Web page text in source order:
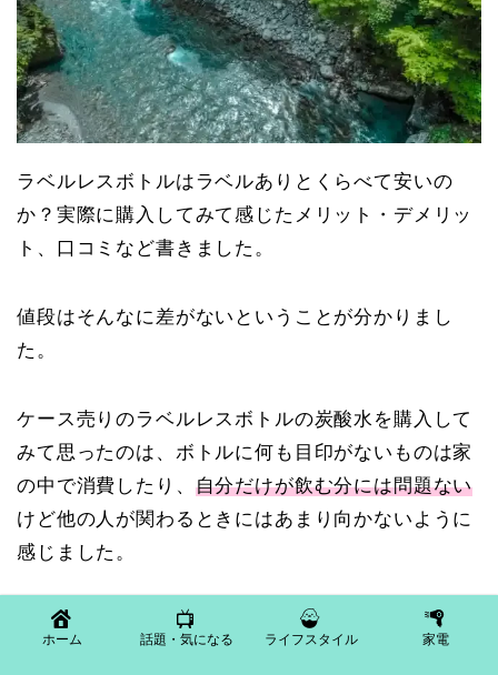
ラベルレスボトルはラベルありとくらべて安いの
か？実際に購入してみて感じたメリット・デメリッ
ト、口コミなど書きました。
値段はそんなに差がないということが分かりまし
た。
ケース売りのラベルレスボトルの炭酸水を購入して
みて思ったのは、ボトルに何も目印がないものは家
の中で消費したり、 自分だけが飲む分には問題ない
けど他の人が関わるときにはあまり向かないように
感じました。
ブランド名がわかるようになっているボトルはラベ
ルレスでも問題なさそうです。
ホーム 話題・気になる ライフスタイル 家電